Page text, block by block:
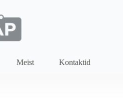
Meist Kontaktid